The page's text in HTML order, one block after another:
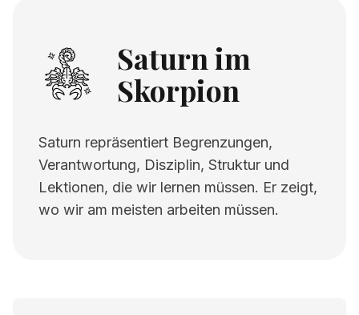
Saturn im
Skorpion
Saturn repräsentiert Begrenzungen,
Verantwortung, Disziplin, Struktur und
Lektionen, die wir lernen müssen. Er zeigt,
wo wir am meisten arbeiten müssen.